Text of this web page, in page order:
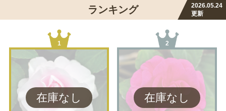
ランキング
2026.05.24
更新
1 2